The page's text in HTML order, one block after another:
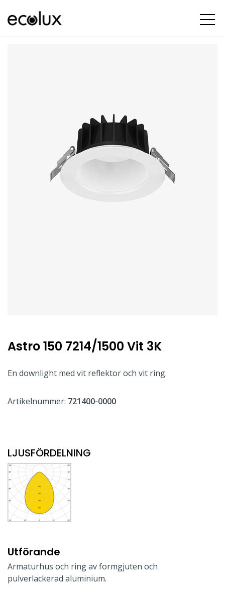
Astro 150 7214/1500 Vit 3K
En downlight med vit reflektor och vit ring.
Artikelnummer: 721400-0000
LJUSFÖRDELNING
Utförande
Armaturhus och ring av formgjuten och
pulverlackerad aluminium.